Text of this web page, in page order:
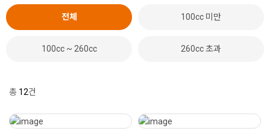
전체 100cc 미만
100cc ~ 260cc 260cc 초과
총 12건